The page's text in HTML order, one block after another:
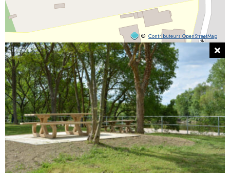
© Contributeurs OpenStreetMap